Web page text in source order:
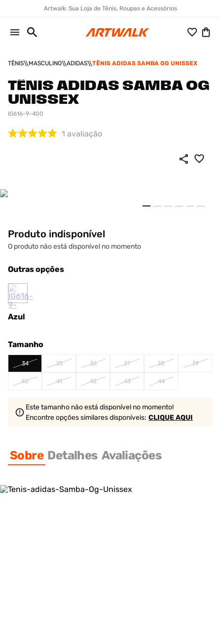
Artwalk: Sua Loja de Tênis, Roupas e Acessórios
TÊNIS MASCULINO ADIDAS TÊNIS ADIDAS SAMBA OG UNISSEX
TÊNIS ADIDAS SAMBA OG
UNISSEX
IG616-9-400
1 avaliação
Produto indisponível
O produto não está disponível no momento
Outras opções
Azul
Tamanho
34 35 36 37 38 39
40 41 42 43 44
Este tamanho não está disponível no momento!
Encontre opções similaresdisponíveis: CLIQUE AQUI
Sobre Detalhes Avaliações